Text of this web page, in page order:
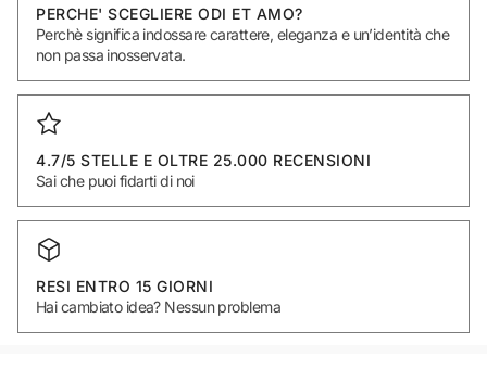
PERCHE' SCEGLIERE ODI ET AMO?
Perchè significa indossare carattere, eleganza e un’identità che
non passa inosservata.
4.7/5 STELLE E OLTRE 25.000 RECENSIONI
Sai che puoi fidarti di noi
RESI ENTRO 15 GIORNI
Hai cambiato idea? Nessun problema